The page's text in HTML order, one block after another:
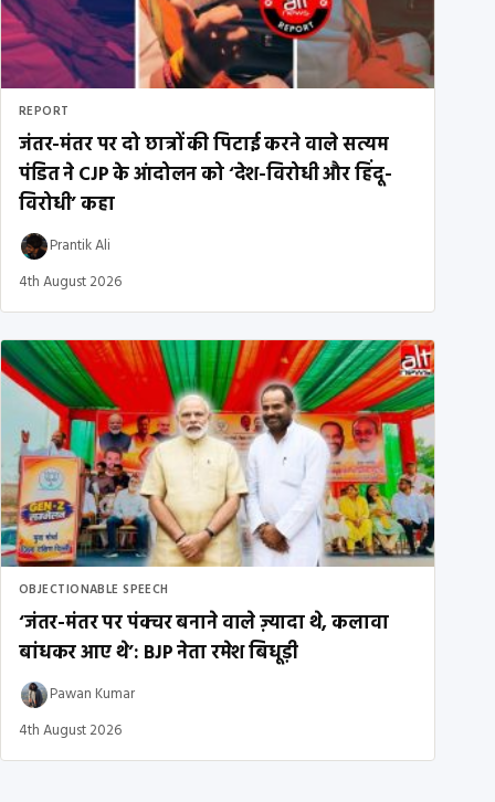
REPORT
जंतर-मंतर पर दो छात्रों की पिटाई करने वाले सत्यम
पंडित ने CJP के आंदोलन को ‘देश-विरोधी और हिंदू-
विरोधी’ कहा
Prantik Ali
4th August 2026
OBJECTIONABLE SPEECH
‘जंतर-मंतर पर पंक्चर बनाने वाले ज़्यादा थे, कलावा
बांधकर आए थे’: BJP नेता रमेश बिधूड़ी
Pawan Kumar
4th August 2026